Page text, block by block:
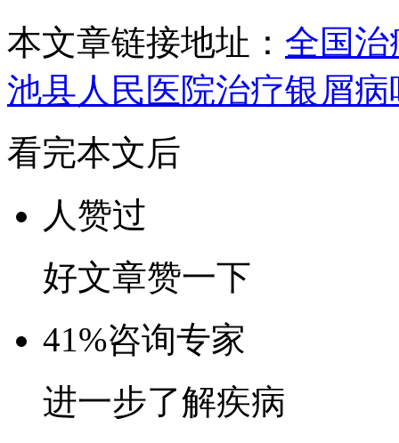
本文章链接地址： 全国
池县人民医院治疗银屑病
看完本文后
人赞过
好文章赞一下
41%咨询专家
进一步了解疾病